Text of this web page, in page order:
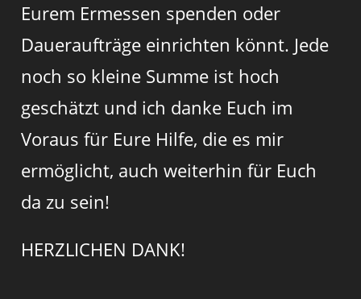
Eurem Ermessen spenden oder
Daueraufträge einrichten könnt. Jede
noch so kleine Summe ist hoch
geschätzt und ich danke Euch im
Voraus für Eure Hilfe, die es mir
ermöglicht, auch weiterhin für Euch
da zu sein!
HERZLICHEN DANK!